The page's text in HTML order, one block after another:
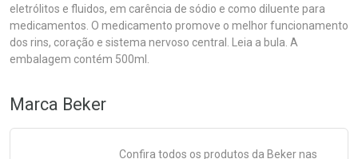
eletrólitos e fluidos, em carência de sódio e como diluente para
medicamentos. O medicamento promove o melhor funcionamento
dos rins, coração e sistema nervoso central. Leia a bula. A
embalagem contém 500ml.
Marca Beker
Confira todos os produtos da Bekernas